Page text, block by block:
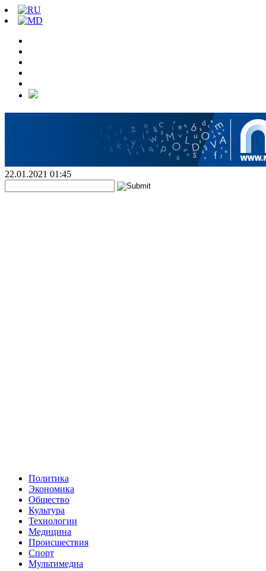
22.01.2021 01:45
Политика
Экономика
Общество
Культура
Технологии
Медицина
Происшествия
Спорт
Мультимедиа